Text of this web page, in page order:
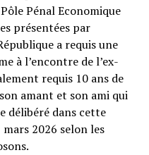
Pénal Economique
présentées par
a requis une
à l’encontre de l’ex-
requis 10 ans de
amant et son ami qui
délibéré dans cette
2026 selon les